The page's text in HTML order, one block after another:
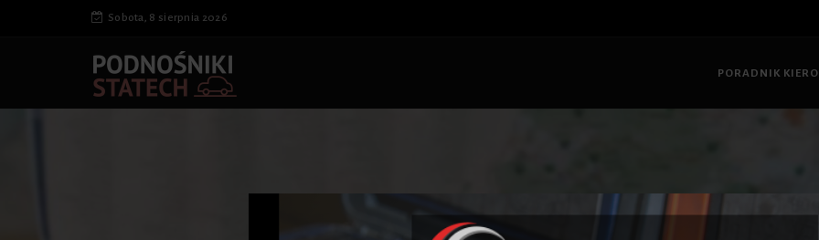
Sobota, 8 sierpnia 2026
PORADNIK
Jak zaplanować podróż samochodem